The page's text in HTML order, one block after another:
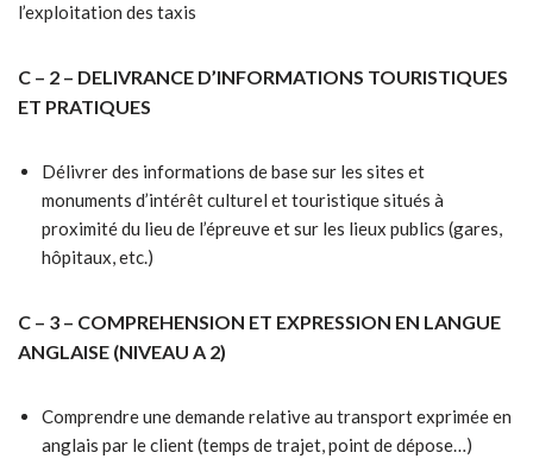
l’exploitation des taxis
C – 2 – DELIVRANCE D’INFORMATIONS TOURISTIQUES
ET PRATIQUES
Délivrer des informations de base sur les sites et
monuments d’intérêt culturel et touristique situés à
proximité du lieu de l’épreuve et sur les lieux publics (gares,
hôpitaux, etc.)
C – 3 – COMPREHENSION ET EXPRESSION EN LANGUE
ANGLAISE (NIVEAU A 2)
Comprendre une demande relative au transport exprimée en
anglais par le client (temps de trajet, point de dépose…)